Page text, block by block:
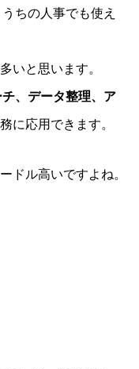
ちの人事でも使え
いと思います。
、データ整理、ア
に応用できます。
ドル高いですよね。